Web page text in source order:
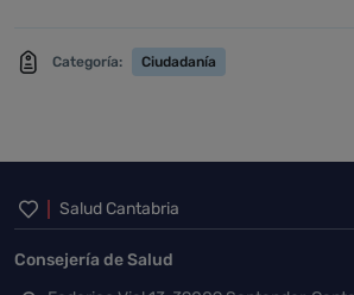
Categoría: Ciudadanía
Inicio del pie de
Salud Cantabria
Consejería de Salud